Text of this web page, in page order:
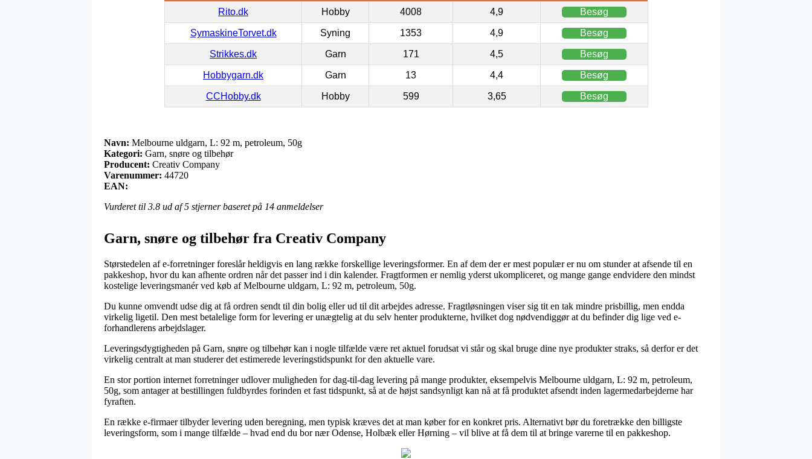
Rito.dk Hobby 4008 4,9 Besøg
SymaskineTorvet.dk Syning 1353 4,9 Besøg
Strikkes.dk Garn 171 4,5 Besøg
Hobbygarn.dk Garn 13 4,4 Besøg
CCHobby.dk Hobby 599 3,65 Besøg
Navn: Melbourne uldgarn, L: 92 m, petroleum, 50g
Kategori: Garn, snøre og tilbehør
Producent: Creativ Company
Varenummer: 44720
EAN:
Vurderet til 3.8 ud af 5 stjerner baseret på 14 anmeldelser
Garn, snøre og tilbehør fra Creativ Company
Størstedelen af e-forretninger foreslår heldigvis en lang række forskellige leveringsformer. En af dem der er mest populær er nu om stunder at afsende til en
pakkeshop, hvor du kan afhente ordren når det passer ind i din kalender. Fragtformen er nemlig yderst ukompliceret, og mange gange endvidere den mindst
kostelige leveringsmanér ved køb af Melbourne uldgarn, L: 92 m, petroleum, 50g.
Du kunne omvendt udse dig at få ordren sendt til din bolig eller ud til dit arbejdes adresse. Fragtløsningen viser sig tit en tak mindre prisbillig, men endda
virkelig ligetil. Den mest betalelige form for levering er unægtelig at du selv henter produkterne, hvilket dog nødvendiggør at du befinder dig lige ved e-
forhandlerens arbejdslager.
Leveringsdygtigheden på Garn, snøre og tilbehør kan i nogle tilfælde være ret aktuel forudsat vi står og skal bruge dine nye produkter straks, så derfor er det
virkelig centralt at man studerer det estimerede leveringstidspunkt for den aktuelle vare.
En stor portion internet forretninger udlover muligheden for dag-til-dag levering på mange produkter, eksempelvis Melbourne uldgarn, L: 92 m, petroleum,
50g, som antager at bestillingen fuldbyrdes forinden et fast tidspunkt, så at de højst sandsynligt kan nå at få produktet afsendt inden lagermedarbejderne har
fyraften.
En række e-firmaer tilbyder levering uden beregning, men typisk kræves det at man køber for en konkret pris. Alternativt bør du foretrække den billigste
leveringsform, som i mange tilfælde – hvad end du bor nær Odense, Holbæk eller Hørning – vil blive at få dem til at bringe varerne til en pakkeshop.